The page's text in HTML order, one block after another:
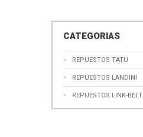
CATEGORIAS
REPUESTOS TATU
REPUESTOS LANDINI
REPUESTOS LINK-BELT